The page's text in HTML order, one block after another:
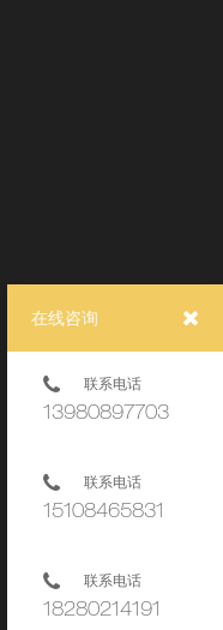
下一页
在线咨询
联系电话
13980897703
联系电话
15108465831
联系电话
18280214191